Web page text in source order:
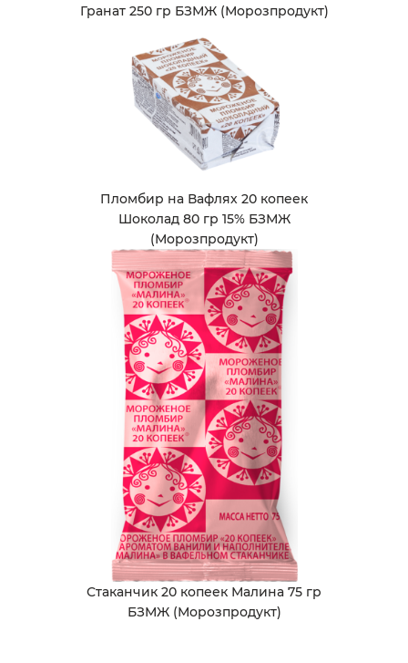
Гранат 250 гр БЗМЖ (Морозпродукт)
Пломбир на Вафлях 20 копеек
Шоколад 80 гр 15% БЗМЖ
(Морозпродукт)
Стаканчик 20 копеек Малина 75 гр
БЗМЖ (Морозпродукт)